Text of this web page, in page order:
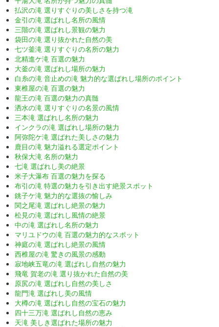
払沢の滝 選りすぐりの美しさを持つ滝
金引の滝 選ばれし名所の風情
三階の滝 選ばれし景観の魅力
袋田の滝 選り抜かれた自然の美
七ツ釜滝 選りすぐりの名所の魅力
北精進ケ滝 百選の魅力
大釜の滝 選ばれし場所の魅力
白糸の滝 音止めの滝 魅力的な選ばれし場所のポイント
東椎屋の滝 百選の魅力
龍王の滝 百選の魅力の真髄
洒水の滝 選りすぐりの名景の風情
三本滝 選ばれし名所の魅力
インクラの滝 選ばれし場所の魅力
阿弥陀ケ滝 選ばれた美しさの魅力
鹿目の滝 魅力溢れる選定ポイント
秋保大滝 名所の魅力
七滝 選ばれし美の絶景
米子大瀑布 百選の魅力を探る
布引の滝 特選の魅力を引き出す絶景スポット
銚子ケ滝 魅力的な選抜の愉しみ
関之尾滝 選ばれし絶景の魅力
松見の滝 選ばれし風情の絶景
中の滝 選ばれし名所の魅力
マリユドウの滝 百選の魅力的なスポット
神庭の滝 選ばれし絶景の風情
西椎屋の滝 驚きの風景の感動
寂地峡五竜の滝 選ばれし自然の魅力
飛竜 賀老の滝 選り抜かれた自然の美
原尻の滝 選ばれし自然の美しさ
龍門滝 選ばれし美の風情
大樽の滝 選ばれし自然の宝石の魅力
四十三万滝 選ばれし自然の恵み
天滝 美しき選ばれた場所の魅力